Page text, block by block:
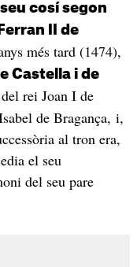
cosí segon
II de
més tard (1474),
Castella i de
rei Joan I de
de Bragança, i,
al tron era,
el seu
del seu pare